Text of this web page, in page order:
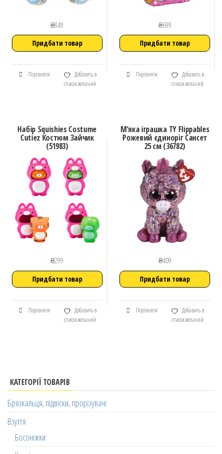
₴849
Придбати товар
Порівняти
Добавить в
список желаний
₴699
Придбати товар
Порівняти
Добавить в
список желаний
Набір Squishies Costume
Cutiez Костюм Зайчик
(51983)
₴299
Придбати товар
Порівняти
Добавить в
список желаний
М’яка іграшка TY Flippables
Рожевий єдиноріг Сансет
25 см (36782)
₴409
Придбати товар
Порівняти
Добавить в
список желаний
КАТЕГОРІЇ ТОВАРІВ
Брязкальця, підвіски, прорізувачі
Взуття
Босоніжки